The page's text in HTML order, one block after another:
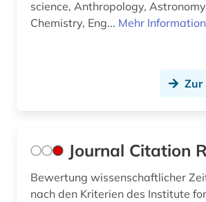
science, Anthropology,
Chemistry, Eng... Mehr
Zur
Journal Citation
Bewertung wissenschaftlicher
nach den Kriterien des Institute